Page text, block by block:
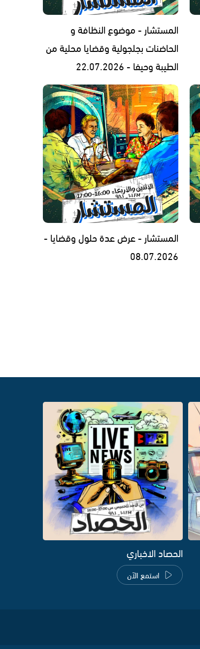
المستشار - موضوع النظافة و
الحاضنات بجلجولية وقضايا محلية من
الطيبة وحيفا - 22.07.2026
المستشار - عرض عدة حلول وقضايا -
08.07.2026
الحصاد الاخباري
استمع الآن